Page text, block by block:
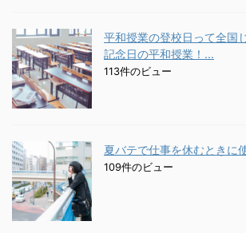
平和授業の登校日って全国
記念日の平和授業！...
113件のビュー
夏バテで仕事を休むときに
109件のビュー